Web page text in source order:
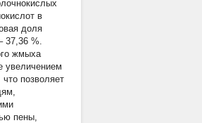
в
доля
37,36 %.
жмыха
увеличением
позволяет
пены,